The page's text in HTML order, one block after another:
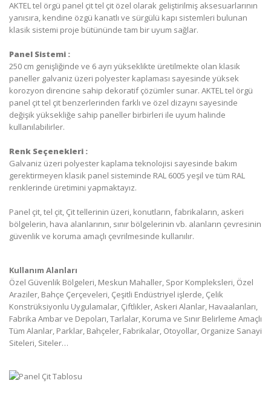
AKTEL tel örgü panel çit tel çit özel olarak geliştirilmiş aksesuarlarının
yanısıra, kendine özgü kanatlı ve sürgülü kapı sistemleri bulunan
klasik sistemi proje bütününde tam bir uyum sağlar.
Panel Sistemi :
250 cm genişliğinde ve 6 ayrı yükseklikte üretilmekte olan klasik
paneller galvaniz üzeri polyester kaplaması sayesinde yüksek
korozyon direncine sahip dekoratif çözümler sunar. AKTEL tel örgü
panel çit tel çit benzerlerinden farklı ve özel dizaynı sayesinde
değişik yüksekliğe sahip paneller birbirleri ile uyum halinde
kullanılabilirler.
Renk Seçenekleri :
Galvaniz üzeri polyester kaplama teknolojisi sayesinde bakım
gerektirmeyen klasik panel sisteminde RAL 6005 yeşil ve tüm RAL
renklerinde üretimini yapmaktayız.
Panel çit, tel çit, Çit tellerinin üzeri, konutların, fabrikaların, askeri
bölgelerin, hava alanlarının, sınır bölgelerinin vb. alanların çevresinin
güvenlik ve koruma amaçlı çevrilmesinde kullanılır.
Kullanım Alanları
Özel Güvenlik Bölgeleri, Meskun Mahaller, Spor Kompleksleri, Özel
Araziler, Bahçe Çerçeveleri, Çeşitli Endüstriyel işlerde, Çelik
Konstrüksiyonlu Uygulamalar, Çiftlikler, Askeri Alanlar, Havaalanları,
Fabrika Ambar ve Depoları, Tarlalar, Koruma ve Sınır Belirleme Amaçlı
Tüm Alanlar, Parklar, Bahçeler, Fabrikalar, Otoyollar, Organize Sanayi
Siteleri, Siteler…